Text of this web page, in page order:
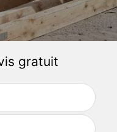
gratuit